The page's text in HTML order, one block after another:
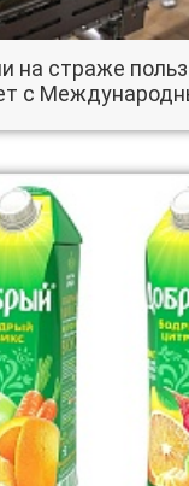
на страже
с